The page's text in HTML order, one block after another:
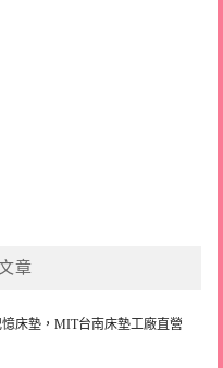
章
床墊，MIT台南床墊工廠直營